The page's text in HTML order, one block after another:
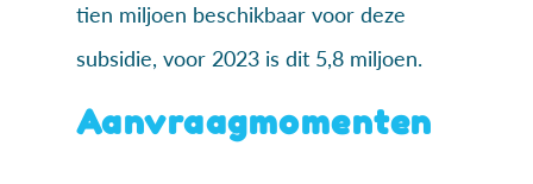
tien miljoen beschikbaar voor deze
subsidie, voor 2023 is dit 5,8 miljoen.
Aanvraagmomenten